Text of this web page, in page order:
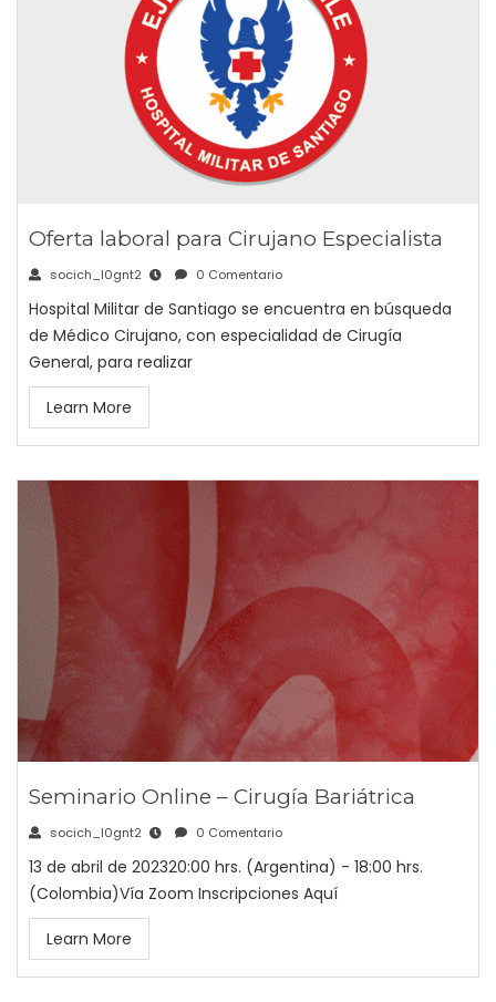
Oferta laboral para Cirujano Especialista
socich_l0gnt2 0 Comentario
Hospital Militar de Santiago se encuentra en búsqueda
de Médico Cirujano, con especialidad de Cirugía
General, para realizar
Learn More
Seminario Online – Cirugía Bariátrica
socich_l0gnt2 0 Comentario
13 de abril de 202320:00 hrs. (Argentina) - 18:00 hrs.
(Colombia)Vía Zoom Inscripciones Aquí
Learn More